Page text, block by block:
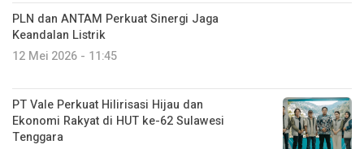
PLN dan ANTAM Perkuat Sinergi Jaga
Keandalan Listrik
12 Mei 2026 - 11:45
PT Vale Perkuat Hilirisasi Hijau dan
Ekonomi Rakyat di HUT ke-62 Sulawesi
Tenggara